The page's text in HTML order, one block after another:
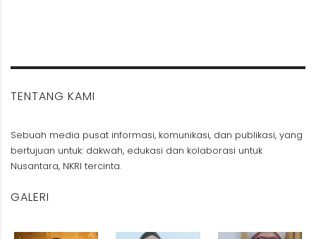
TENTANG KAMI
Sebuah media pusat informasi, komunikasi, dan publikasi, yang
bertujuan untuk: dakwah, edukasi dan kolaborasi untuk
Nusantara, NKRI tercinta.
GALERI